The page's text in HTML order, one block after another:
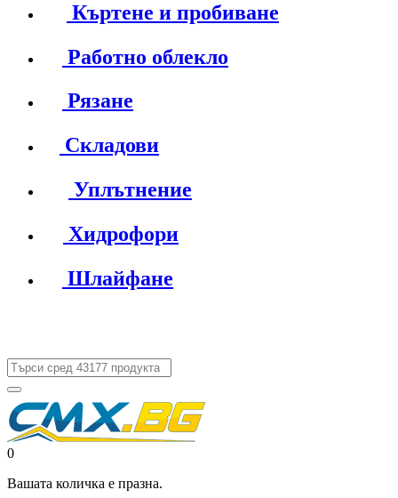
Къртене и пробиване
Работно облекло
Рязане
Складови
Уплътнение
Хидрофори
Шлайфане
0
Вашата количка е празна.